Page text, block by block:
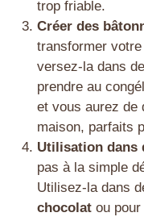
trop friable.
Créer des
transformer
versez-la dans
prendre au
et vous aurez de
maison, parfaits
Utilisation dans
pas à la simple
Utilisez-la dans
chocolatou pour